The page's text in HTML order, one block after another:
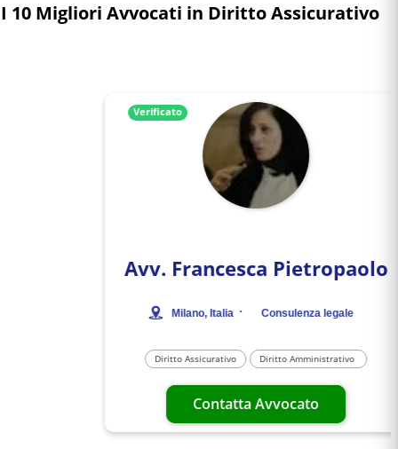
I 10 Migliori Avvocati in Diritto Assicurativo
Francesca Pietropaolo
, Italia· Consulenza legale
Diritto Assicurativo Diritto Amministrativo
Contatta Avvocato